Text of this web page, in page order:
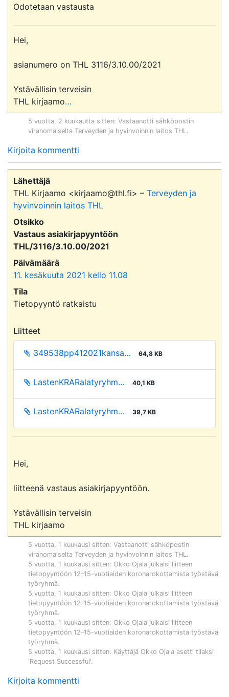
Odotetaan vastausta
Hei,
asianumero on THL 3116/3.10.00/2021
Ystävällisin terveisin
THL kirjaamo…
5 vuotta, 2 kuukautta sitten: Vastaanotti sähköpostin
viranomaiselta Terveyden ja hyvinvoinnin laitos THL .
Kirjoita kommentti
Lähettäjä
THL Kirjaamo <kirjaamo@thl.fi> – Terveyden ja
hyvinvoinnin laitos THL
Otsikko
Vastaus asiakirjapyyntöön
THL/3116/3.10.00/2021
Päivämäärä
11. kesäkuuta 2021 kello 11.08
Tila
Tietopyyntö ratkaistu
Liitteet
349538pp412021kansa… 64,8 KB
LastenKRARalatyryhm… 40,1 KB
LastenKRARalatyryhm… 39,7 KB
Hei,
liitteenä vastaus asiakirjapyyntöön.
Ystävällisin terveisin
5 vuotta, 1 kuukausi sitten: Vastaanotti sähköpostin
viranomaiselta Terveyden ja hyvinvoinnin laitos THL.
5 vuotta, 1 kuukausi sitten: Okko Ojala julkaisi liitteen
tietopyyntöön 12–15-vuotiaiden koronarokottamista työstävä
työryhmä.
5 vuotta, 1 kuukausi sitten: Okko Ojala julkaisi liitteen
tietopyyntöön 12–15-vuotiaiden koronarokottamista työstävä
työryhmä.
5 vuotta, 1 kuukausi sitten: Okko Ojala julkaisi liitteen
tietopyyntöön 12–15-vuotiaiden koronarokottamista työstävä
työryhmä.
5 vuotta, 1 kuukausi sitten: Käyttäjä Okko Ojala asetti tilaksi
'Request Successful'.
Kirjoita kommentti